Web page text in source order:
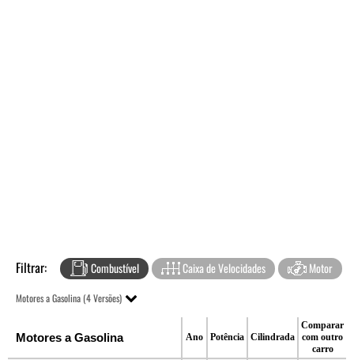
Filtrar: Combustível Caixa de Velocidades Motor
Motores a Gasolina (4 Versões)
Motores a Gasolina Ano Potência Cilindrada
Comparar
com outro
carro